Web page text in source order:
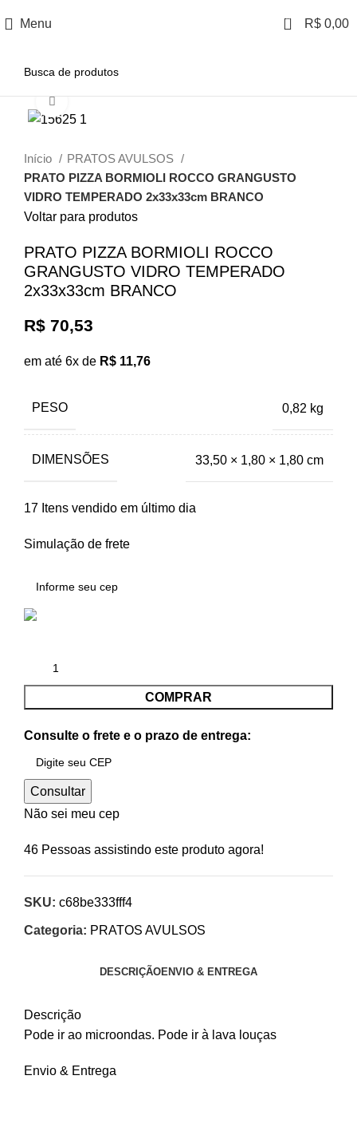
Menu 0 R$ 0,00
Início
PRATOS AVULSOS
PRATO PIZZA BORMIOLI ROCCO GRANGUSTO
VIDRO TEMPERADO 2x33x33cm BRANCO
Voltar para produtos
PRATO PIZZA BORMIOLI ROCCO
GRANGUSTO VIDRO TEMPERADO
2x33x33cm BRANCO
R$ 70,53
em até 6x de R$ 11,76
PESO 0,82 kg
DIMENSÕES 33,50 × 1,80 × 1,80 cm
17 Itens vendido em último dia
Simulação de frete
COMPRAR
Consulte o frete e o prazo de entrega:
Consultar
Não sei meu cep
46 Pessoas assistindo este produto agora!
SKU: c68be333fff4
Categoria: PRATOS AVULSOS
DESCRIÇÃOENVIO & ENTREGA
Descrição
Pode ir ao microondas. Pode ir à lava louças
Envio & Entrega